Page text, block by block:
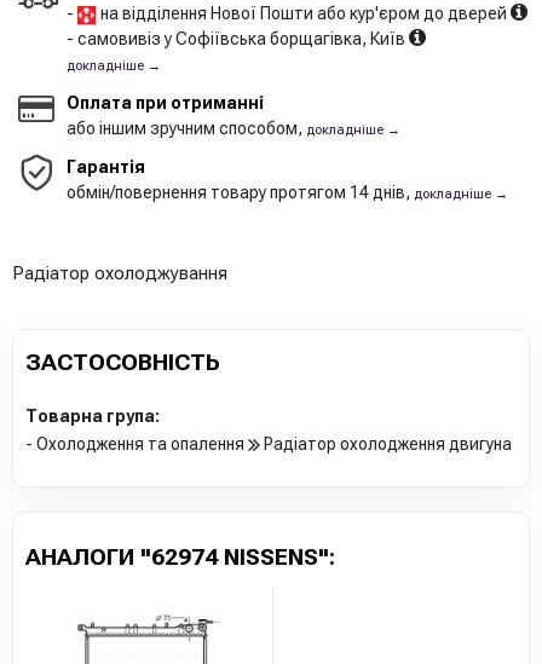
-
на відділення Нової Пошти або кур'єром до дверей
- самовивіз у Софіївська борщагівка, Київ
докладніше →
Оплата при отриманні
або іншим зручним способом, докладніше →
Гарантія
обмін/повернення товару протягом 14 днів, докладніше →
Радіатор охолоджування
ЗАСТОСОВНІСТЬ
Товарна група:
- Охолодження та опалення
Радіатор охолодження двигуна
АНАЛОГИ "62974 NISSENS":